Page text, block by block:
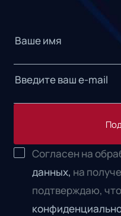
Согласен на
данных, на
подтверждаю,